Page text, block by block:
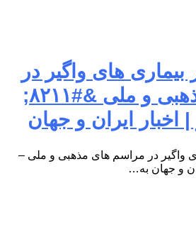
بیماری های واگیر در
مراسم های مذهبی و ملی &#۸۲۱۱;
اخبار ایران و جهان
واگیر در مراسم های مذهبی و ملی –
و جهان به…